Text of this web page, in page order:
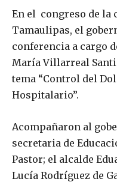
En el congreso de la
Tamaulipas, el
conferencia a cargo
María Villarreal
tema “Control del
Hospitalario”.
Acompañaron al
secretaria de
Pastor; el alcalde
Lucía Rodríguez de